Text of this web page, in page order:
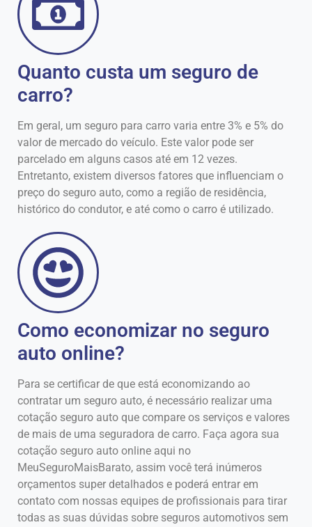
Quanto custa um seguro de
carro?
Em geral, um seguro para carro varia entre 3% e 5% do
valor de mercado do veículo. Este valor pode ser
parcelado em alguns casos até em 12 vezes.
Entretanto, existem diversos fatores que influenciam o
preço do seguro auto, como a região de residência,
histórico do condutor, e até como o carro é utilizado.
Como economizar no seguro
auto online?
Para se certificar de que está economizando ao
contratar um seguro auto, é necessário realizar uma
cotação seguro auto que compare os serviços e valores
de mais de uma seguradora de carro. Faça agora sua
cotação seguro auto online aqui no
MeuSeguroMaisBarato, assim você terá inúmeros
orçamentos super detalhados e poderá entrar em
contato com nossas equipes de profissionais para tirar
todas as suas dúvidas sobre seguros automotivos sem